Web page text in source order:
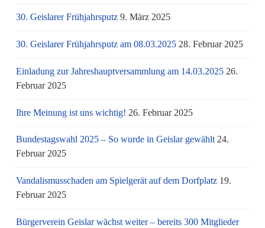
30. Geislarer Frühjahrsputz 9. März 2025
30. Geislarer Frühjahrsputz am 08.03.2025 28. Februar 2025
Einladung zur Jahreshauptversammlung am 14.03.2025 26.
Februar 2025
Ihre Meinung ist uns wichtig! 26. Februar 2025
Bundestagswahl 2025 – So wurde in Geislar gewählt 24.
Februar 2025
Vandalismusschaden am Spielgerät auf dem Dorfplatz 19.
Februar 2025
Bürgerverein Geislar wächst weiter – bereits 300 Mitglieder